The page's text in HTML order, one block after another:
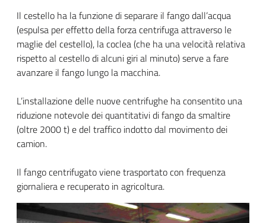
Il cestello ha la funzione di separare il fango dall’acqua
(espulsa per effetto della forza centrifuga attraverso le
maglie del cestello), la coclea (che ha una velocità relativa
rispetto al cestello di alcuni giri al minuto) serve a fare
avanzare il fango lungo la macchina.
L’installazione delle nuove centrifughe ha consentito una
riduzione notevole dei quantitativi di fango da smaltire
(oltre 2000 t) e del traffico indotto dal movimento dei
camion.
Il fango centrifugato viene trasportato con frequenza
giornaliera e recuperato in agricoltura.